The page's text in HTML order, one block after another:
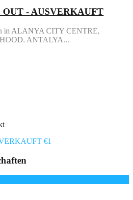
OUT - AUSVERKAUFT
in ALANYA CITY CENTRE,
ANTALYA...
€1